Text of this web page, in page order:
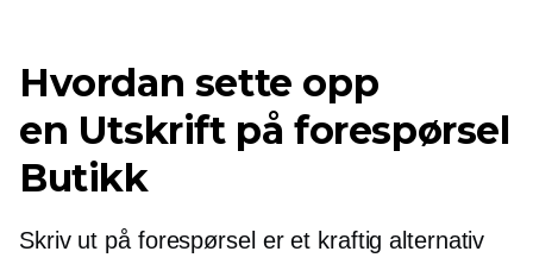
Hvordan sette opp
en Utskrift på forespørsel
Butikk
Skriv ut på forespørsel er et kraftig alternativ